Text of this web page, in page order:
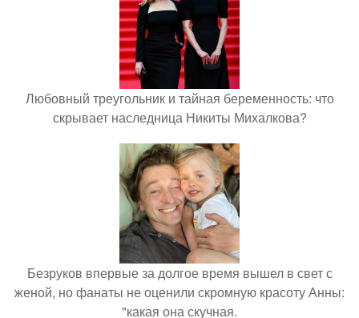
Любовный треугольник и тайная беременность: что
скрывает наследница Никиты Михалкова?
Безруков впервые за долгое время вышел в свет с
женой, но фанаты не оценили скромную красоту Анны:
"какая она скучная.